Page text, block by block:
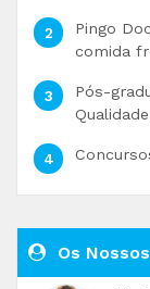
Pingo
comida
Pós-
Os